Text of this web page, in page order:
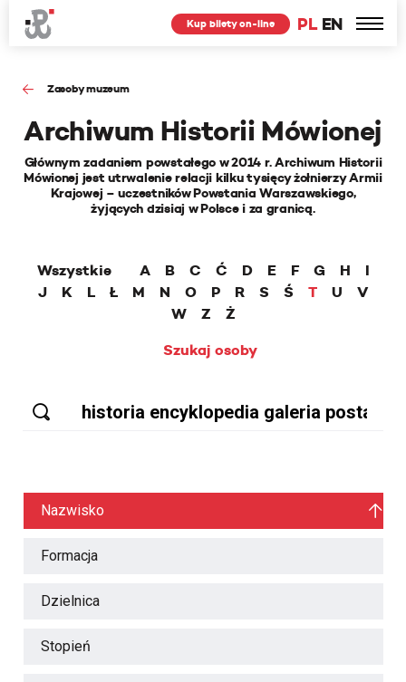
PL EN
Kup bilety on-line
Zasoby muzeum
Archiwum Historii Mówionej
Głównym zadaniem powstałego w 2014 r. Archiwum Historii
Mówionej jest utrwalenie relacji kilku tysięcy żołnierzy Armii
Krajowej – uczestników Powstania Warszawskiego,
żyjących dzisiaj w Polsce i za granicą.
Wszystkie A B C Ć D E F G H
I
J
K L Ł M N O P R S Ś T U
V
W
Z
Ż
Szukaj osoby
Nazwisko
Formacja
Dzielnica
Stopień